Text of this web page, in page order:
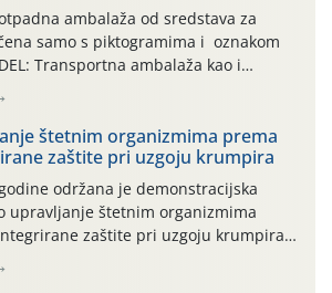
ambalaža od sredstava za
samo s piktogramima i oznakom
Transportna ambalaža kao i
koji nisu sredstva za zaštitu
od mineralnih gnojiva,) se ne
je osiguran besplatni povrat
ovih tvrtki: AGROCHEM-MAKS,
TKI* (PINUS […]
štetnim organizmima prema
zaštite pri uzgoju krumpira
održana je demonstracijska
upravljanje štetnim organizmima
zaštite pri uzgoju krumpira"
"Poredje", kraj naselja Belica (ARKOD
(središnji dio Međimurske županije).